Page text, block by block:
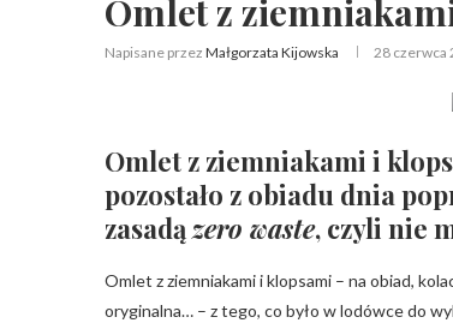
Omlet z
Napisane przez Małgorzata Kijowska 28 czerwca
Omlet z ziemniakami i
pozostało z obiadu dnia
zasadązero waste, czyli nie
Omlet z ziemniakami i klopsami – na obiad,
oryginalna… – z tego, co było w lodówce do